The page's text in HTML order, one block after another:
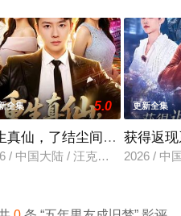
全集 5.0
真仙，了结尘间恩怨
/ 中国大陆 / 汪克强＆田诗园
更新全集
获得返
2026 / 中